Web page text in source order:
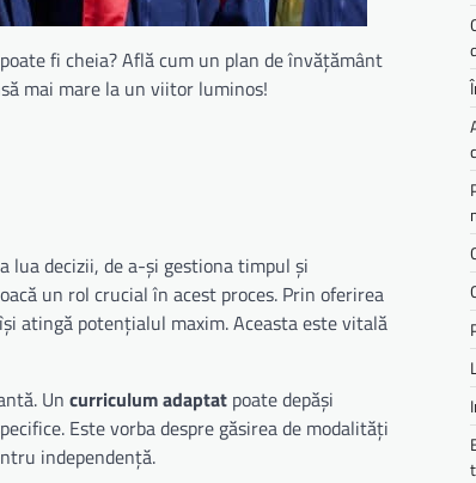
poate fi cheia? Află cum un plan de învățământ
mai mare la un viitor luminos!
lua decizii, de a-și gestiona timpul și
un rol crucial în acest proces. Prin oferirea
atingă potențialul maxim. Aceasta este vitală
Un curriculum adaptat poate depăși
Este vorba despre găsirea de modalități
independență.